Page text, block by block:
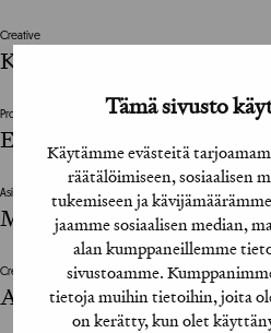
Tämä sivusto
Käytämme evästeitä
räätälöimiseen, sosiaalisen
tukemiseen ja
jaamme sosiaalisen median,
alan kumppaneillemme
sivustoamme.
tietoja muihin tietoihin, joita
on kerätty, kun olet
Creative
Kalle Sirkiä
Projektijohtaja / Project Manager
Elina Oksa
Asiakkaan vastuuhenkilö / Client’s Representative
Marjut Lindström
Creative
Ari Kivi